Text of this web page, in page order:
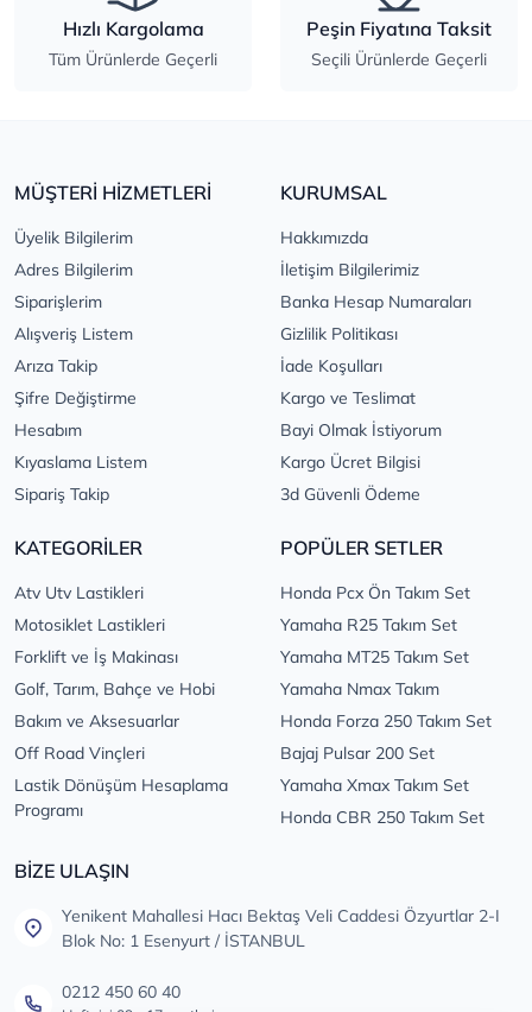
Hızlı Kargolama
Tüm Ürünlerde Geçerli
Peşin Fiyatına Taksit
Seçili Ürünlerde Geçerli
MÜŞTERİ HİZMETLERİ
Üyelik Bilgilerim
Adres Bilgilerim
Siparişlerim
Alışveriş Listem
Arıza Takip
Şifre Değiştirme
Hesabım
Kıyaslama Listem
Sipariş Takip
KURUMSAL
Hakkımızda
İletişim Bilgilerimiz
Banka Hesap Numaraları
Gizlilik Politikası
İade Koşulları
Kargo ve Teslimat
Bayi Olmak İstiyorum
Kargo Ücret Bilgisi
3d Güvenli Ödeme
KATEGORİLER
Atv Utv Lastikleri
Motosiklet Lastikleri
Forklift ve İş Makinası
Golf, Tarım, Bahçe ve Hobi
Bakım ve Aksesuarlar
Off Road Vinçleri
Lastik Dönüşüm Hesaplama
Programı
POPÜLER SETLER
Honda Pcx Ön Takım Set
Yamaha R25 Takım Set
Yamaha MT25 Takım Set
Yamaha Nmax Takım
Honda Forza 250 Takım Set
Bajaj Pulsar 200 Set
Yamaha Xmax Takım Set
Honda CBR 250 Takım Set
BİZE ULAŞIN
Yenikent Mahallesi Hacı Bektaş Veli Caddesi Özyurtlar 2-I
Blok No: 1 Esenyurt / İSTANBUL
0212 450 60 40